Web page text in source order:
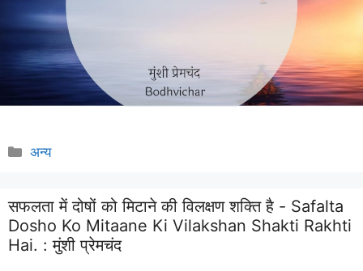
Categories
अन्य
सफलता में दोषों को मिटाने की विलक्षण शक्ति है - Safalta
Dosho Ko Mitaane Ki Vilakshan Shakti Rakhti
Hai. :मुंशी प्रेमचंद